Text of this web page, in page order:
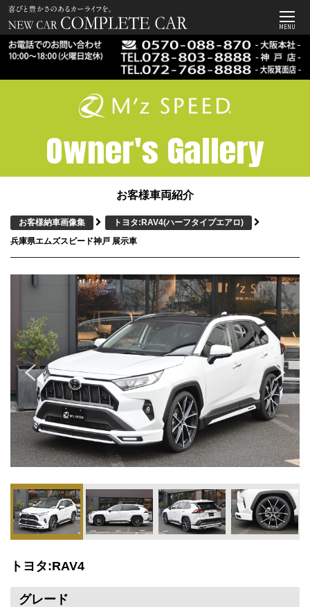
MENU
Owner's Gallery
お客様車両紹介
お客様納車画像集 トヨタ:RAV4(ハーフタイプエアロ)
兵庫県エムズスピード神戸 展示車
トヨタ:RAV4
グレード